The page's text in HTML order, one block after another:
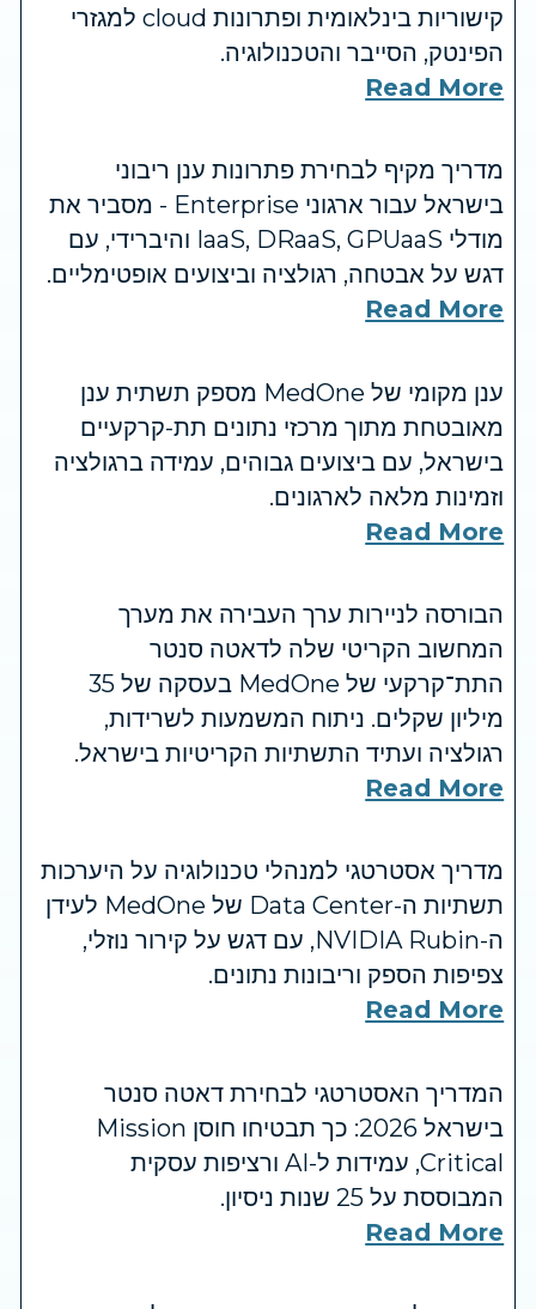
קישוריות בינלאומית ופתרונות cloud למגזרי
הפינטק, הסייבר והטכנולוגיה.
Read More
מדריך מקיף לבחירת פתרונות ענן ריבוני
בישראל עבור ארגוני Enterprise - מסביר את
מודלי IaaS, DRaaS, GPUaaS והיברידי, עם
דגש על אבטחה, רגולציה וביצועים אופטימליים.
Read More
ענן מקומי של MedOne מספק תשתית ענן
מאובטחת מתוך מרכזי נתונים תת-קרקעיים
בישראל, עם ביצועים גבוהים, עמידה ברגולציה
וזמינות מלאה לארגונים.
Read More
הבורסה לניירות ערך העבירה את מערך
המחשוב הקריטי שלה לדאטה סנטר
התת־קרקעי של MedOne בעסקה של 35
מיליון שקלים. ניתוח המשמעות לשרידות,
רגולציה ועתיד התשתיות הקריטיות בישראל.
Read More
מדריך אסטרטגי למנהלי טכנולוגיה על היערכות
תשתיות ה-Data Center של MedOne לעידן
ה-NVIDIA Rubin, עם דגש על קירור נוזלי,
צפיפות הספק וריבונות נתונים.
Read More
המדריך האסטרטגי לבחירת דאטה סנטר
בישראל 2026: כך תבטיחו חוסן Mission
Critical, עמידות ל-AI ורציפות עסקית
המבוססת על 25 שנות ניסיון.
Read More